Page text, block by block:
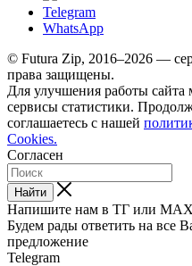
Telegram
WhatsApp
© Futura Zip, 2016–2026 —
права защищены.
Для улучшения работы
сервисы статистики.
соглашаетесь с нашей
Cookies.
Согласен
Найти
Напишите нам в ТГ или
Будем рады ответить на все
предложение
Telegram